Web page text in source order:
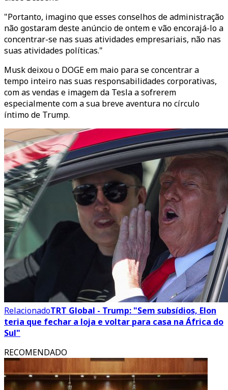
"Portanto, imagino que esses conselhos de administração
não gostaram deste anúncio de ontem e vão encorajá-lo a
concentrar-se nas suas atividades empresariais, não nas
suas atividades políticas."
Musk deixou o DOGE em maio para se concentrar a
tempo inteiro nas suas responsabilidades corporativas,
com as vendas e imagem da Tesla a sofrerem
especialmente com a sua breve aventura no círculo
íntimo de Trump.
RelacionadoTRT Global - Trump: "Sem subsídios, Elon
teria que fechar a loja e voltar para casa na África do
Sul"
RECOMENDADO